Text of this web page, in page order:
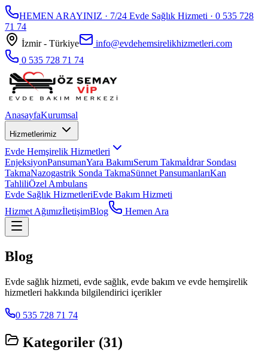
HEMEN ARAYINIZ · 7/24 Evde Sağlık Hizmeti · 0 535 728
71 74
İzmir - Türkiye
info@evdehemsirelikhizmetleri.com
0 535 728 71 74
AnasayfaKurumsal
Hizmetlerimiz
Evde Hemşirelik Hizmetleri
EnjeksiyonPansumanYara BakımıSerum Takmaİdrar Sondası
TakmaNazogastrik Sonda TakmaSünnet PansumanlarıKan
TahliliÖzel Ambulans
Evde Sağlık HizmetleriEvde Bakım Hizmeti
Hizmet AğımızİletişimBlog Hemen Ara
Blog
Evde sağlık hizmeti, evde sağlık, evde bakım ve evde hemşirelik
hizmetleri hakkında bilgilendirici içerikler
0 535 728 71 74
Kategoriler (31)